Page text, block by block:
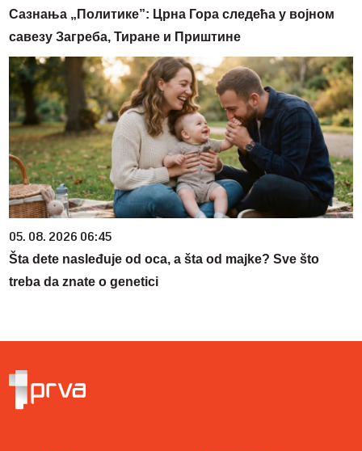
Сазнања „Политике”: Црна Гора следећа у војном
савезу Загреба, Тиране и Приштине
05. 08. 2026 06:45
Šta dete nasleđuje od oca, a šta od majke? Sve što
treba da znate o genetici